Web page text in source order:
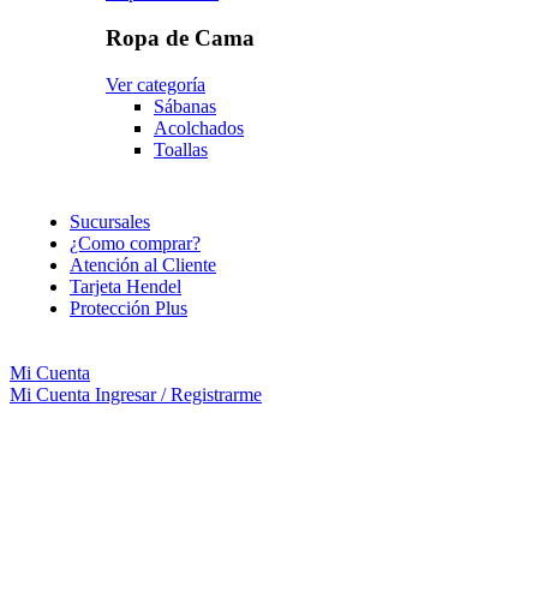
Ropa de Cama
Ver categoría
Sábanas
Acolchados
Toallas
Sucursales
¿Como comprar?
Atención al Cliente
Tarjeta Hendel
Protección Plus
Mi Cuenta
Mi Cuenta Ingresar / Registrarme